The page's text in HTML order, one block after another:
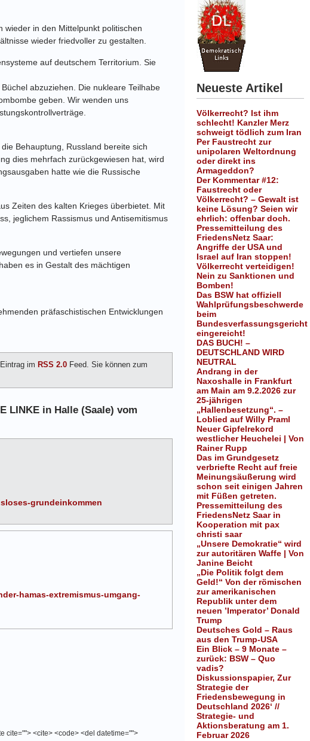
Neueste Artikel
Völkerrecht? Ist ihm
schlecht! Kanzler Merz
schweigt tödlich zum Iran
Per Faustrecht zur
unipolaren Weltordnung
oder direkt ins
Armageddon?
Der Kommentar #12:
Faustrecht oder
Völkerrecht? – Gewalt ist
keine Lösung? Seien wir
ehrlich: offenbar doch.
Pressemitteilung des
FriedensNetz Saar:
Angriffe der USA und
Israel auf Iran stoppen!
Völkerrecht verteidigen!
Nein zu Sanktionen und
Bomben!
Das BSW hat offiziell
Wahlprüfungsbeschwerde
beim
Bundesverfassungsgericht
eingereicht!
DAS BUCH! –
DEUTSCHLAND WIRD
NEUTRAL
Andrang in der
Naxoshalle in Frankfurt
am Main am 9.2.2026 zur
25-jährigen
„Hallenbesetzung“. –
Loblied auf Willy Praml
Neuer Gipfelrekord
westlicher Heuchelei | Von
Rainer Rupp
Das im Grundgesetz
verbriefte Recht auf freie
Meinungsäußerung wird
schon seit einigen Jahren
mit Füßen getreten.
Pressemitteilung des
FriedensNetz Saar in
Kooperation mit pax
christi saar
„Unsere Demokratie“ wird
zur autoritären Waffe | Von
Janine Beicht
„Die Politik folgt dem
Geld!“ Von der römischen
zur amerikanischen
Republik unter dem
neuen ’Imperator’ Donald
Trump
Deutsches Gold – Raus
aus den Trump-USA
Ein Blick – 9 Monate –
zurück: BSW – Quo
vadis?
Diskussionspapier, Zur
Strategie der
Friedensbewegung in
Deutschland 2026‘ //
Strategie- und
Aktionsberatung am 1.
Februar 2026
wieder in den Mittelpunkt politischen
wieder friedvoller zu gestalten.
auf deutschem Territorium. Sie
abzuziehen. Die nukleare Teilhabe
geben. Wir wenden uns
Behauptung, Russland bereite sich
dies mehrfach zurückgewiesen hat, wird
hatte wie die Russische
Zeiten des kalten Krieges überbietet. Mit
jeglichem Rassismus und Antisemitismus
und vertiefen unsere
haben es in Gestalt des mächtigen
präfaschistischen Entwicklungen
im RSS 2.0 Feed. Sie können zum
LINKE in Halle (Saale) vom
grundeinkommen
hamas-extremismus-umgang-
cite=""> <cite> <code> <del datetime="">